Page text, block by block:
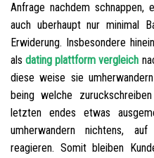
Anfrage nachdem
auch uberhaupt nur minimal
Erwiderung. Insbesondere
alsdating plattform vergleich
diese weise sie
being welche
letzten endes etwas
umherwandern nichtens,
reagieren. Somit bleiben